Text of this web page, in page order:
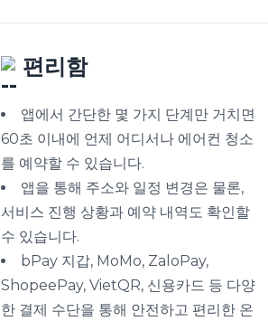
편리함
앱에서 간단한 몇 가지 단계만 거치면
60초 이내에 언제 어디서나 에어컨 청소
를 예약할 수 있습니다.
앱을 통해 주소와 일정 변경은 물론,
서비스 진행 상황과 예약 내역도 확인할
수 있습니다.
bPay 지갑, MoMo, ZaloPay,
ShopeePay, VietQR, 신용카드 등 다양
한 결제 수단을 통해 안전하고 편리한 온